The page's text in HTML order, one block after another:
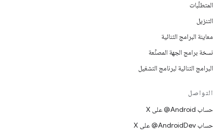
المتطلّبات
التنزيل
معاينة البرامج الثنائية
نسخة برامج الجهة المصنِّعة
البرامج الثنائية لبرنامج التشغيل
التواصل
حساب ‎@Android على X
حساب ‎@AndroidDev على X